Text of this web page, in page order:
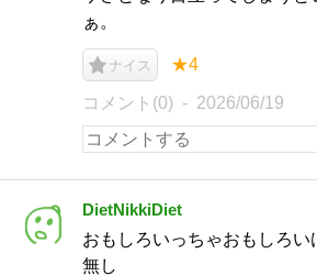
ぁ。
ナイス ★4
コメント(0) 2026/06/19
DietNikkiDiet
おもしろいっちゃおもしろい
無し